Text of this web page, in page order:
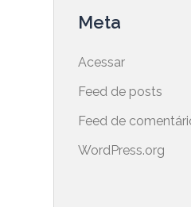
Meta
Acessar
Feed de posts
Feed de
WordPress.org